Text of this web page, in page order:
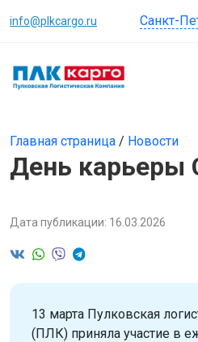
info@plkcargo.ru Санкт-
Главная страница / Новости
День карьеры
Дата публикации: 16.03.2026
13 марта Пулковская
(ПЛК) приняла участие в